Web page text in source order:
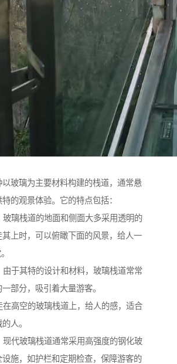
玻璃为主要材料构建的栈道，通常悬
的观景体验。它的特点包括：
璃栈道的地面和侧面大多采用透明的
上时，可以俯瞰下面的风景，给人一
于其特的设计和材料，玻璃栈道常常
部分，吸引着大量游客。
高空的玻璃栈道上，给人的感，适合
人。
代玻璃栈道通常采用高强度的钢化玻
施，如护栏和定期检查，保障游客的